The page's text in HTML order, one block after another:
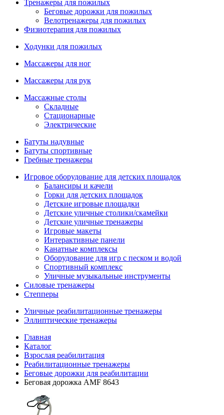
Тренажеры для пожилых
Беговые дорожки для пожилых
Велотренажеры для пожилых
Физиотерапия для пожилых
Ходунки для пожилых
Массажеры для ног
Массажеры для рук
Массажные столы
Складные
Стационарные
Электрические
Батуты надувные
Батуты спортивные
Гребные тренажеры
Игровое оборудование для детских площадок
Балансиры и качели
Горки для детских площадок
Детские игровые площадки
Детские уличные столики/скамейки
Детские уличные тренажеры
Игровые макеты
Интерактивные панели
Канатные комплексы
Оборудование для игр с песком и водой
Спортивный комплекс
Уличные музыкальные инструменты
Силовые тренажеры
Степперы
Уличные реабилитационные тренажеры
Эллиптические тренажеры
Главная
Каталог
Взрослая реабилитация
Реабилитационные тренажеры
Беговые дорожки для реабилитации
Беговая дорожка AMF 8643